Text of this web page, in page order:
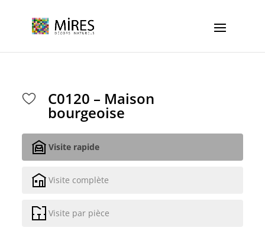
C0120 – Maison
bourgeoise
Visite rapide
Visite complète
Visite par pièce